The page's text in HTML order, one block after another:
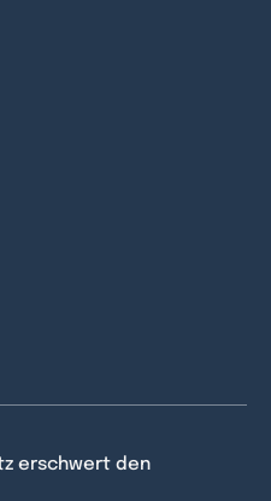
erschwert den